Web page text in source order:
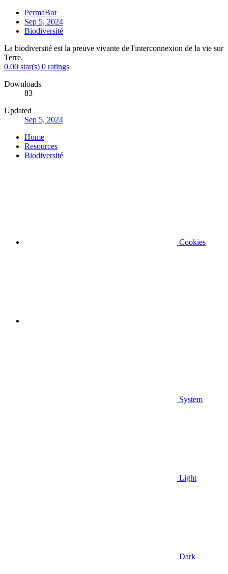
PermaBot
Sep 5, 2024
Biodiversité
La biodiversité est la preuve vivante de l'interconnexion de la vie sur
Terre.
0.00 star(s) 0 ratings
Downloads
83
Updated
Sep 5, 2024
Home
Resources
Biodiversité
Cookies
System
Light
Dark